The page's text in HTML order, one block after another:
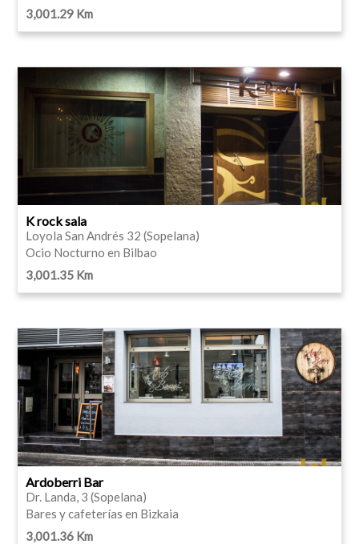
3,001.29 Km
K rock sala
Loyola San Andrés 32 (Sopelana)
Ocio Nocturno en Bilbao
3,001.35 Km
Ardoberri Bar
Dr. Landa, 3 (Sopelana)
Bares y cafeterías en Bizkaia
3,001.36 Km